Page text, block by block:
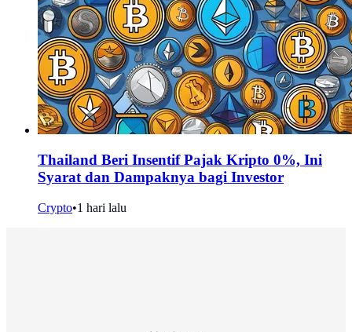
Thailand Beri Insentif Pajak Kripto 0%, Ini
Syarat dan Dampaknya bagi Investor
Crypto•1 hari lalu